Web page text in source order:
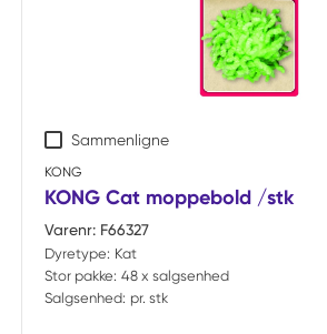
Sammenligne
KONG
KONG Cat moppebold /stk
Varenr: F66327
Dyretype: Kat
Stor pakke: 48 x salgsenhed
Salgsenhed: pr. stk